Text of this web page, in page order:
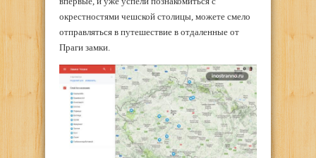
окрестностями чешской столицы, можете смело
отправляться в путешествие в отдаленные от
Праги замки.